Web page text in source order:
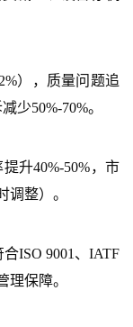
），质量问题追
少50%-70%。
升40%-50%，市
调整）。
ISO 9001、IATF
理保障。